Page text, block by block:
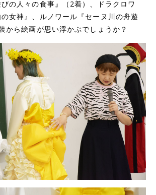
の人々の食事』（2着）、ドラクロワ
の女神』、ルノワール『セーヌ川の舟遊
から絵画が思い浮かぶでしょうか？